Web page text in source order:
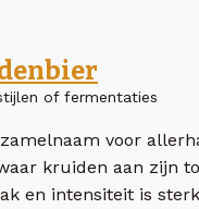
of fermentaties
voor
kruiden aan zijn
en intensiteit is sterk